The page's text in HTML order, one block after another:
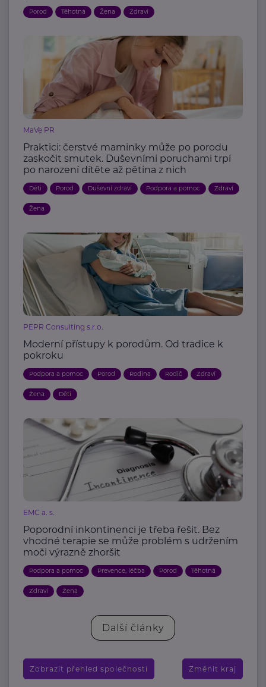
Porod Těhotná Žena Zdraví
MaVe PR
Praktici: čerstvé maminky může po porodu
zaskočit smutek. Duševními poruchami trpí
po narození dítěte až pětina z nich
Děti Porod Duševní zdraví Podpora a pomoc Zdraví
Žena
PEPR Consulting s.r.o.
Moderní přístupy k porodům. Od tradice k
pokroku
Podpora a pomoc Porod Rodina Rodič Zdraví
Žena Děti
EMC a. s.
Poporodní inkontinenci je třeba řešit. Bez
vhodné terapie se může problém s udržením
moči výrazně zhoršit
Podpora a pomoc Prevence, léčba Porod Těhotná
Zdraví Žena
Další články
Zobrazit přehled společností Změnit kraj